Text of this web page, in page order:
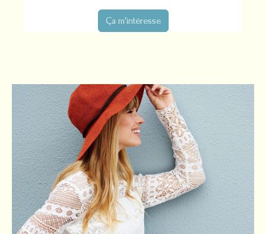
Ça m'intéresse